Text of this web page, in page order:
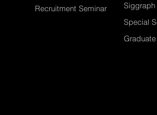
Recruitment Seminar
Special
Siggraph